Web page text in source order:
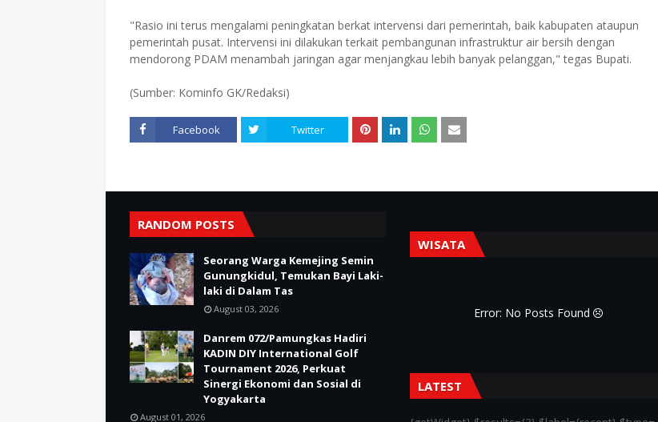
"Rasio ini terus mengalami peningkatan berkat intervensi dari pemerintah, baik kabupaten ataupun
pemerintah pusat. Intervensi ini dilakukan terkait pembangunan infrastruktur air bersih dengan
mendorong PDAM menambah jaringan agar menjangkau lebih banyak pelanggan," tegas Bupati.
(Sumber: Kominfo GK/Redaksi)
Facebook Twitter
RANDOM POSTS
Seorang Warga Kemejing Semin
Gunungkidul, Temukan Bayi Laki-
laki di Dalam Tas
August 03, 2026
Danrem 072/Pamungkas Hadiri
KADIN DIY International Golf
Tournament 2026, Perkuat
Sinergi Ekonomi dan Sosial di
Yogyakarta
August 01, 2026
WISATA
LATEST